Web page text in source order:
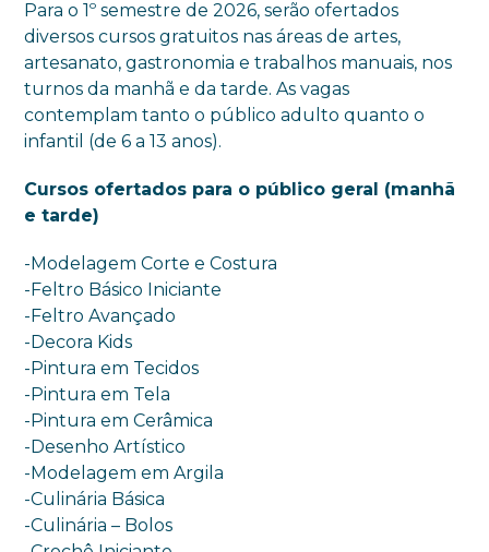
Para o 1º semestre de 2026, serão ofertados
diversos cursos gratuitos nas áreas de artes,
artesanato, gastronomia e trabalhos manuais, nos
turnos da manhã e da tarde. As vagas
contemplam tanto o público adulto quanto o
infantil (de 6 a 13 anos).
Cursos ofertados para o público geral (manhã
e tarde)
-Modelagem Corte e Costura
-Feltro Básico Iniciante
-Feltro Avançado
-Decora Kids
-Pintura em Tecidos
-Pintura em Tela
-Pintura em Cerâmica
-Desenho Artístico
-Modelagem em Argila
-Culinária Básica
-Culinária – Bolos